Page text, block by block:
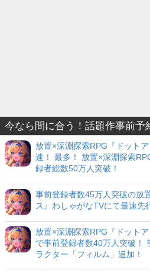
今なら間に合う！話題作事前予
放置×深淵探索RPG『ドット
速！ 最多！ 放置×深淵探索
録者総数50万人突破！
事前登録者数45万人突破の放
ス』わしゃがなTVにて最速先
放置×深淵探索RPG『ドット
で事前登録者数40万人突破！
ラクター「フィルム」追加！